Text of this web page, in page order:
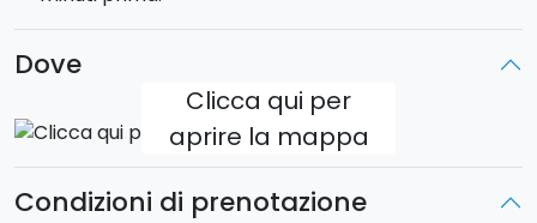
Dove
Clicca qui per
aprire la mappa
Condizioni di prenotazione